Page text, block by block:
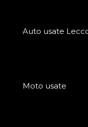
Auto usate
Moto usate